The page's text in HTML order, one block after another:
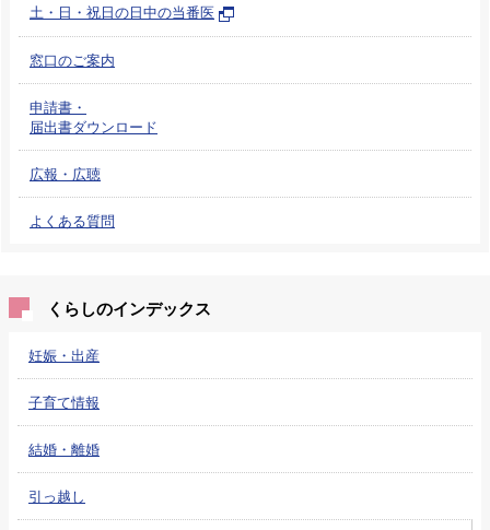
土・日・祝日の日中の当番医
窓口のご案内
申請書・
届出書ダウンロード
広報・広聴
よくある質問
くらしのインデックス
妊娠・出産
子育て情報
結婚・離婚
引っ越し